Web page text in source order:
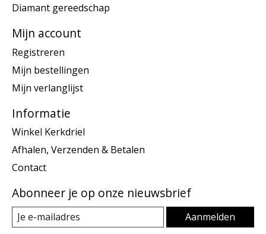
Diamant gereedschap
Mijn account
Registreren
Mijn bestellingen
Mijn verlanglijst
Informatie
Winkel Kerkdriel
Afhalen, Verzenden & Betalen
Contact
Abonneer je op onze nieuwsbrief
Aanmelden